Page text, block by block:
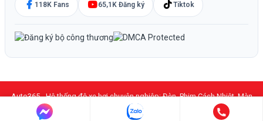
118K Fans 65,1K Đăng ký Tiktok
Auto365 - Hệ thống độ xe hơi chuyên nghiệp: Đèn, Phim Cách Nhiệt, Màn
Hình DVD Android, PPF